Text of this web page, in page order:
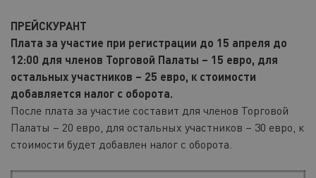
ПРЕЙСКУРАНТ
Плата за участие при регистрации до 15 апреля до
12:00 для членов Торговой Палаты – 15 евро, для
остальных участников – 25 евро, к стоимости
добавляется налог с оборота.
После плата за участие составит для членов Торговой
Палаты – 20 евро, для остальных участников – 30 евро, к
стоимости будет добавлен налог с оборота.